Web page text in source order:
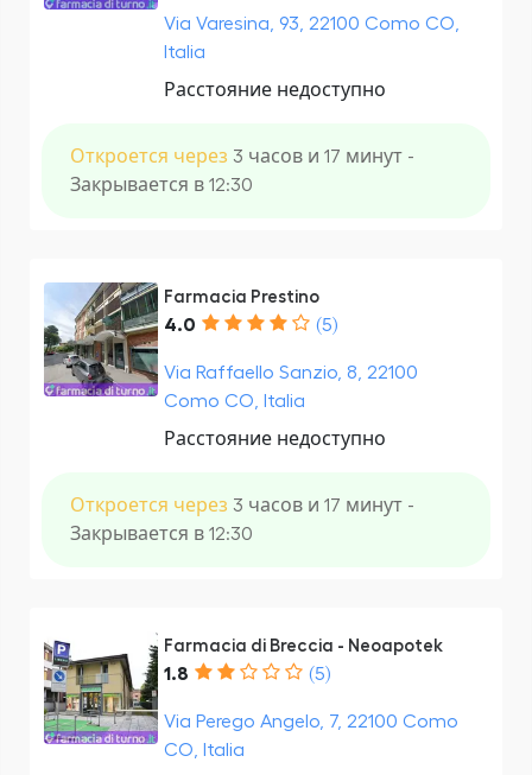
Via Varesina, 93, 22100 Como CO,
Italia
Расстояние недоступно
Откроется через 3 часов и 17 минут -
Закрывается в 12:30
Farmacia Prestino
4.0 (5)
Via Raffaello Sanzio, 8, 22100
Como CO, Italia
Расстояние недоступно
Откроется через 3 часов и 17 минут -
Закрывается в 12:30
Farmacia di Breccia - Neoapotek
1.8 (5)
Via Perego Angelo, 7, 22100 Como
CO, Italia